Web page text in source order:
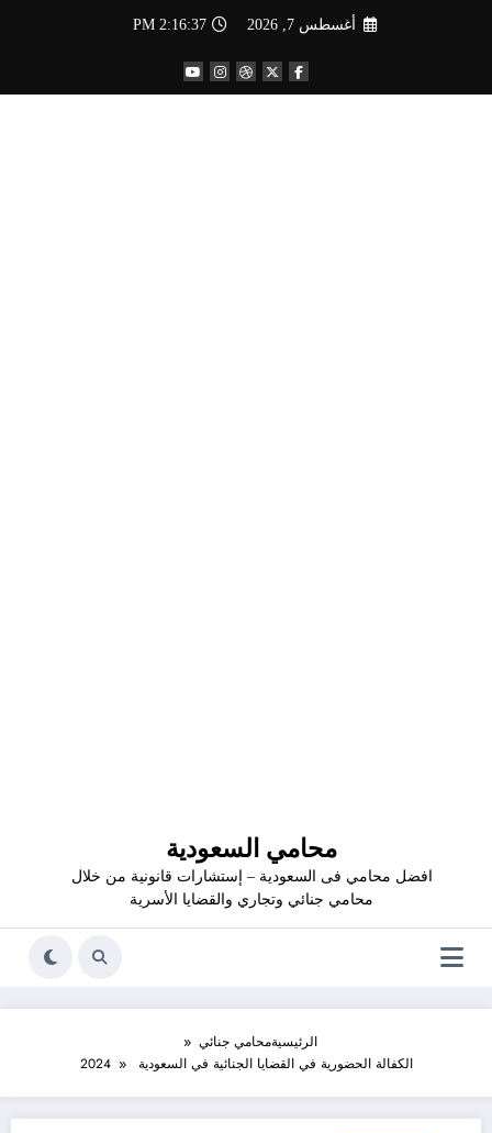
أغسطس 7, 2026 2:16:38 PM
محامي السعودية
افضل محامي فى السعودية – إستشارات قانونية من خلال
محامي جنائي وتجاري والقضايا الأسرية
الرئيسيةمحامي جنائي
الكفالة الحضورية في القضايا الجنائية في السعودية 2024